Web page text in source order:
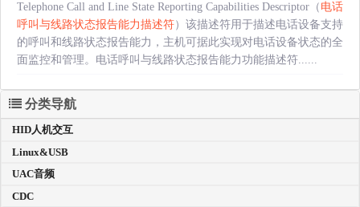
Telephone Call and Line State Reporting Capabilities Descriptor（ 电话
呼叫与线路状态报告能力描述符）该描述符用于描述电话设备支持
的呼叫和线路状态报告能力，主机可据此实现对电话设备状态的全
面监控和管理。电话呼叫与线路状态报告能力功能描述符......
分类导航
HID人机交互
Linux&USB
UAC音频
CDC